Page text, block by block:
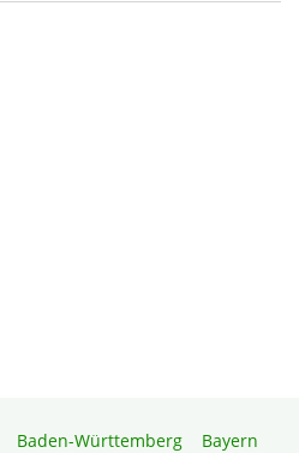
Baden-Württemberg
Bayern